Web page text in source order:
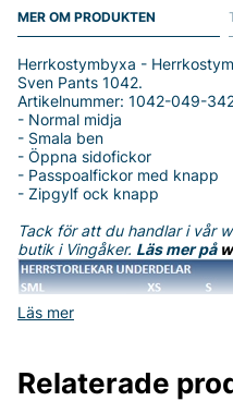
MER OM PRODUKTEN
Läs mer
Herrkostymbyxa -
Sven Pants 1042.
Artikelnummer: 1042-049-
- Normal midja
- Smala ben
- Öppna sidofickor
- Passpoalfickor med knapp
- Zipgylf ock knapp
Tack för att du handlar i vår
butik i Vingåker. Läs mer på
Relaterade